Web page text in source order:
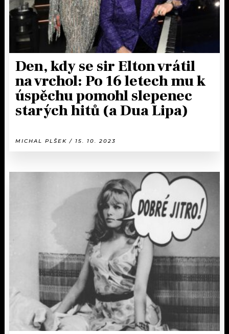
Den, kdy se sir Elton vrátil
na vrchol: Po 16 letech mu k
úspěchu pomohl slepenec
starých hitů (a Dua Lipa)
MICHAL PLŠEK / 15. 10. 2023